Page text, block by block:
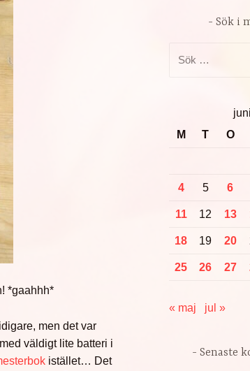
*gaahhh*
men det var
väldigt lite batteri i
istället… Det
Sök i
M
T O
4 5 6
11 12 13
18 19 20
25 26 27
« maj jul »
Senaste